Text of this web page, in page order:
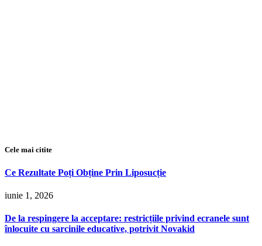
Cele mai citite
Ce Rezultate Poți Obține Prin Liposucție
iunie 1, 2026
De la respingere la acceptare: restricțiile privind ecranele sunt
înlocuite cu sarcinile educative, potrivit Novakid